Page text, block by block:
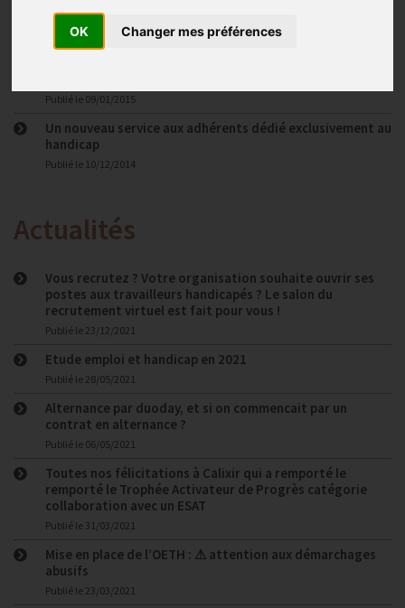
OK Changer mes préférences
Le saviez-vous ?
Publié le18/06/2015
Publié le 09/01/2015
Un nouveau service aux adhérents dédié exclusivement au
handicap
Publié le 10/12/2014
Actualités
Vous recrutez ? Votre organisation souhaite ouvrir ses
postes aux travailleurs handicapés ? Le salon du
recrutement virtuel est fait pour vous !
Publié le 23/12/2021
Etude emploi et handicap en 2021
Publié le 28/05/2021
Alternance par duoday, et si on commencait par un
contrat en alternance ?
Publié le 06/05/2021
Toutes nos félicitations à Calixir qui a remporté le
remporté le Trophée Activateur de Progrès catégorie
collaboration avec un ESAT
Publié le 31/03/2021
Mise en place de l’OETH : ⚠ attention aux démarchages
abusifs
Publié le 23/03/2021